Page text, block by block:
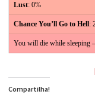
Lust: 0%
Chance You’ll Go to Hell:
You will die while sleeping
Compartilha!